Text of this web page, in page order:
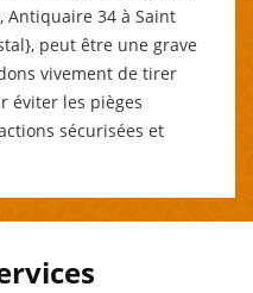
Antiquaire 34 à Saint
peut être une grave
vivement de tirer
éviter les pièges
sécurisées et